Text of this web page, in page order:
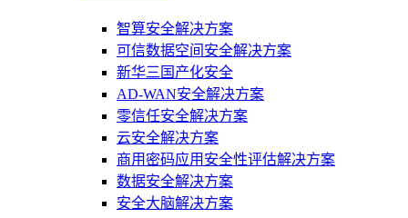
智算安全解决方案
可信数据空间安全解决方案
新华三国产化安全
AD-WAN安全解决方案
零信任安全解决方案
云安全解决方案
商用密码应用安全性评估解决方案
数据安全解决方案
安全大脑解决方案